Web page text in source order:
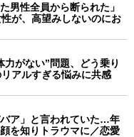
男性全員から断られた」
が、高望みしないのにお
力がない”問題、どう乗り
アルすぎる悩みに共感
ア」と言われていた…年
を知りトラウマに／恋愛